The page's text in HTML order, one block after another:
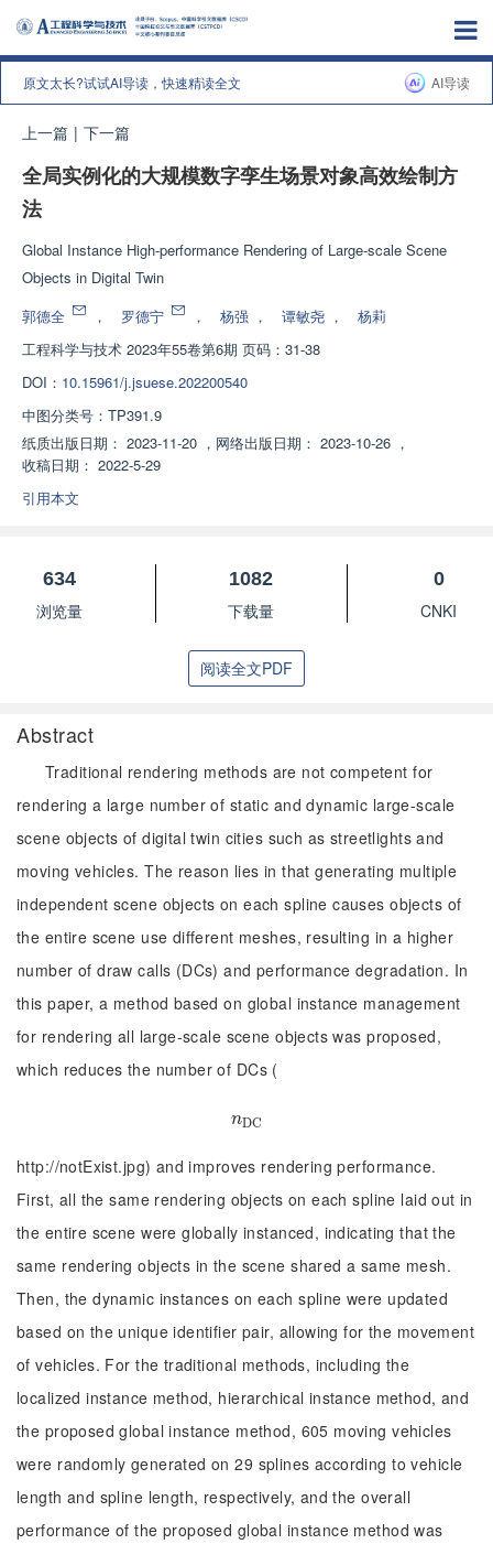
原文太长?试试AI导读，快速精读全文 AI导读
上一篇 | 下一篇
全局实例化的大规模数字孪生场景对象高效绘制方
法
Global Instance High-performance Rendering of Large-scale Scene
Objects in Digital Twin
郭德全
， 罗德宁 ， 杨强 ， 谭敏尧 ，
杨莉
工程科学与技术 2023年55卷第6期 页码：31-38
DOI： 10.15961/j.jsuese.202200540
中图分类号： TP391.9
纸质出版日期： 2023-11-20 ， 网络出版日期： 2023-10-26 ，
收稿日期： 2022-5-29
引用本文
634
浏览量
1082
下载量
0
CNKI
阅读全文PDF
Abstract
Traditional rendering methods are not competent for
rendering a large number of static and dynamic large-scale
scene objects of digital twin cities such as streetlights and
moving vehicles. The reason lies in that generating multiple
independent scene objects on each spline causes objects of
the entire scene use different meshes, resulting in a higher
number of draw calls (DCs) and performance degradation. In
this paper, a method based on global instance management
for rendering all large-scale scene objects was proposed,
which reduces the number of DCs (
nDC
nDC
http://notExist.jpg) and improves rendering performance.
First, all the same rendering objects on each spline laid out in
the entire scene were globally instanced, indicating that the
same rendering objects in the scene shared a same mesh.
Then, the dynamic instances on each spline were updated
based on the unique identifier pair, allowing for the movement
of vehicles. For the traditional methods, including the
localized instance method, hierarchical instance method, and
the proposed global instance method, 605 moving vehicles
were randomly generated on 29 splines according to vehicle
length and spline length, respectively, and the overall
performance of the proposed global instance method was